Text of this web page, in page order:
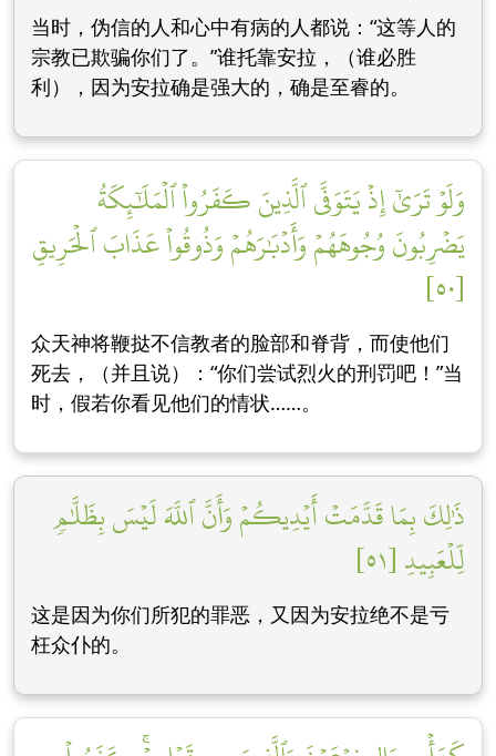
当时，伪信的人和心中有病的人都说：“这等人的
宗教已欺骗你们了。”谁托靠安拉，（谁必胜
利），因为安拉确是强大的，确是至睿的。
وَلَوۡ تَرَىٰٓ إِذۡ يَتَوَفَّى ٱلَّذِينَ كَفَرُواْ ٱلۡمَلَٰٓئِكَةُ
يَضۡرِبُونَ وُجُوهَهُمۡ وَأَدۡبَٰرَهُمۡ وَذُوقُواْ عَذَابَ ٱلۡحَرِيقِ
[٥٠]
众天神将鞭挞不信教者的脸部和脊背，而使他们
死去，（并且说）：“你们尝试烈火的刑罚吧！”当
时，假若你看见他们的情状……。
ذَٰلِكَ بِمَا قَدَّمَتۡ أَيۡدِيكُمۡ وَأَنَّ ٱللَّهَ لَيۡسَ بِظَلَّٰمٖ
لِّلۡعَبِيدِ [٥١]
这是因为你们所犯的罪恶，又因为安拉绝不是亏
枉众仆的。